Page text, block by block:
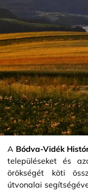
A Bódva-Vidék
településeket és
örökségét köti
útvonalai